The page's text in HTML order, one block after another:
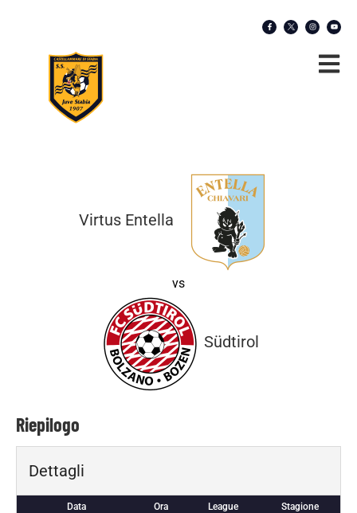
Virtus Entella
vs
Südtirol
Riepilogo
Dettagli
Data Ora League Stagione